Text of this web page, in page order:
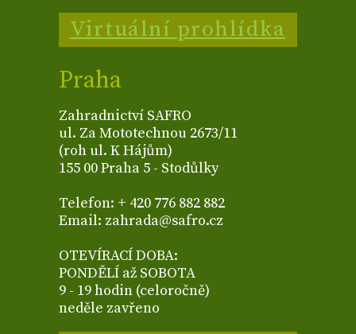
Virtuální prohlídka
Praha
Zahradnictví SAFRO
ul. Za Mototechnou 2673/11
(roh ul. K Hájům)
155 00 Praha 5 - Stodůlky
Telefon: + 420 776 882 882
Email: zahrada@safro.cz
OTEVÍRACÍ DOBA:
PONDĚLÍ až SOBOTA
9 - 19 hodin (celoročně)
neděle zavřeno